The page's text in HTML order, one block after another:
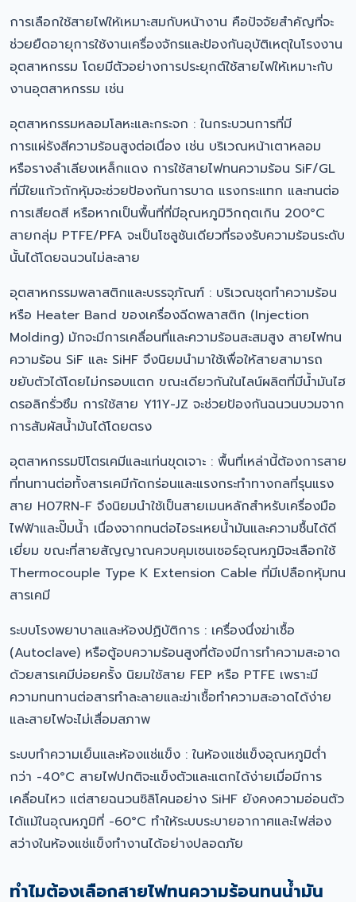
การเลือกใช้สายไฟให้เหมาะสมกับหน้างาน คือปัจจัยสำคัญที่จะ
ช่วยยืดอายุการใช้งานเครื่องจักรและป้องกันอุบัติเหตุในโรงงาน
อุตสาหกรรม โดยมีตัวอย่างการประยุกต์ใช้สายไฟให้เหมาะกับ
งานอุตสาหกรรม เช่น
อุตสาหกรรมหลอมโลหะและกระจก : ในกระบวนการที่มี
การแผ่รังสีความร้อนสูงต่อเนื่อง เช่น บริเวณหน้าเตาหลอม
หรือรางลำเลียงเหล็กแดง การใช้สายไฟทนความร้อน SiF/GL
ที่มีใยแก้วถักหุ้มจะช่วยป้องกันการบาด แรงกระแทก และทนต่อ
การเสียดสี หรือหากเป็นพื้นที่ที่มีอุณหภูมิวิกฤตเกิน 200°C
สายกลุ่ม PTFE/PFA จะเป็นโซลูชันเดียวที่รองรับความร้อนระดับ
นั้นได้โดยฉนวนไม่ละลาย
อุตสาหกรรมพลาสติกและบรรจุภัณฑ์ : บริเวณชุดทำความร้อน
หรือ Heater Band ของเครื่องฉีดพลาสติก (Injection
Molding) มักจะมีการเคลื่อนที่และความร้อนสะสมสูง สายไฟทน
ความร้อน SiF และ SiHF จึงนิยมนำมาใช้เพื่อให้สายสามารถ
ขยับตัวได้โดยไม่กรอบแตก ขณะเดียวกันในไลน์ผลิตที่มีน้ำมันไฮ
ดรอลิกรั่วซึม การใช้สาย Y11Y-JZ จะช่วยป้องกันฉนวนบวมจาก
การสัมผัสน้ำมันได้โดยตรง
อุตสาหกรรมปิโตรเคมีและแท่นขุดเจาะ : พื้นที่เหล่านี้ต้องการสาย
ที่ทนทานต่อทั้งสารเคมีกัดกร่อนและแรงกระทำทางกลที่รุนแรง
สาย H07RN-F จึงนิยมนำใช้เป็นสายเมนหลักสำหรับเครื่องมือ
ไฟฟ้าและปั๊มน้ำ เนื่องจากทนต่อไอระเหยน้ำมันและความชื้นได้ดี
เยี่ยม ขณะที่สายสัญญาณควบคุมเซนเซอร์อุณหภูมิจะเลือกใช้
Thermocouple Type K Extension Cable ที่มีเปลือกหุ้มทน
สารเคมี
ระบบโรงพยาบาลและห้องปฏิบัติการ : เครื่องนึ่งฆ่าเชื้อ
(Autoclave) หรือตู้อบความร้อนสูงที่ต้องมีการทำความสะอาด
ด้วยสารเคมีบ่อยครั้ง นิยมใช้สาย FEP หรือ PTFE เพราะมี
ความทนทานต่อสารทำละลายและฆ่าเชื้อทำความสะอาดได้ง่าย
และสายไฟจะไม่เสื่อมสภาพ
ระบบทำความเย็นและห้องแช่แข็ง : ในห้องแช่แข็งอุณหภูมิต่ำ
กว่า -40°C สายไฟปกติจะแข็งตัวและแตกได้ง่ายเมื่อมีการ
เคลื่อนไหว แต่สายฉนวนซิลิโคนอย่าง SiHF ยังคงความอ่อนตัว
ได้แม้ในอุณหภูมิที่ -60°C ทำให้ระบบระบายอากาศและไฟส่อง
สว่างในห้องแช่แข็งทำงานได้อย่างปลอดภัย
ทำไมต้องเลือกสายไฟทนความร้อนทนน้ำมัน